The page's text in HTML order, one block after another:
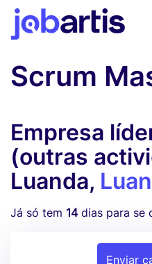
Scrum
Empresa
(outras
Luanda,
Já só tem 14 dias para se
Enviar